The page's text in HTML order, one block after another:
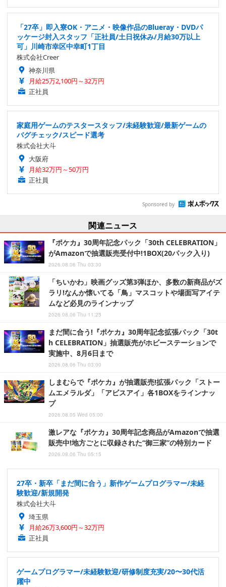
「27卒」即入寮OK・アニメ・映像作品のBlueray・DVDパ
ッケージ封入スタッフ「正社員/土日祝休み/月給30万以上
可」川崎市幸区中幸町1丁目
株式会社Creer
神奈川県
月給25万2,100円～32万円
正社員
家庭用ゲームのテスタースタッフ/未経験歓迎/最新ゲームの
バグチェック/スピード選考
株式会社大斗
大阪府
月給32万円～50万円
正社員
Sponsored by
関連ニュース
『ポケカ』30周年記念パック「30th CELEBRATION」
がAmazonで抽選販売受付中!1BOX(20パック入り)
2026.08.06 Thu 03:30
「ちいかわ」映画グッズ第3弾ほか、多数の新商品がズ
ラリ!なんか懐いてる「鳥」マスコットや場面写アイテ
ムなど必見のラインナップ
2026.08.06 Thu 11:25
まだ間に合う!『ポケカ』30周年記念拡張パック「30t
h CELEBRATION」抽選販売がホビーステーションで
実施中、8月6日まで
2026.08.06 Thu 03:00
しまむらで『ポケカ』が抽選販売!拡張パック「ストー
ムエメラルダ」「アビスアイ」各1BOXをラインナッ
プ
2026.08.05 Wed 05:00
激レアな『ポケカ』30周年記念商品がAmazonで抽選
販売中!地方ごとに収録された“御三家”の特別カード
2026.08.06 Thu 05:15
27卒・新卒「まだ間に合う」新作ゲームプログラマー/未経
験歓迎/新規開発
株式会社大斗
埼玉県
月給26万3,600円～32万円
正社員
ゲームプログラマー/未経験歓迎/研修制度充実/20〜30代活
躍中